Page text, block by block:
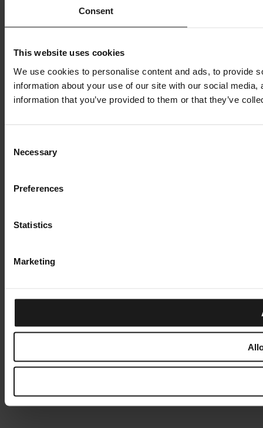
Consent
This website uses cookies
We use cookies to personalise content and ads, to provide
information about your use of our site with our social
information that you’ve provided to them or that they’ve
Selection
Necessary
Preferences
Statistics
Marketing